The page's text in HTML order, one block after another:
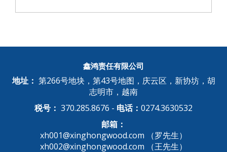
鑫鸿责任有限公司
地址： 第266号地块，第43号地图，庆云区，新协坊，胡
志明市，越南
税号： 370.285.8676 - 电话： 0274.3630532
邮箱：
xh001@xinghongwood.com （罗先生）
xh002@xinghongwood.com （王先生）